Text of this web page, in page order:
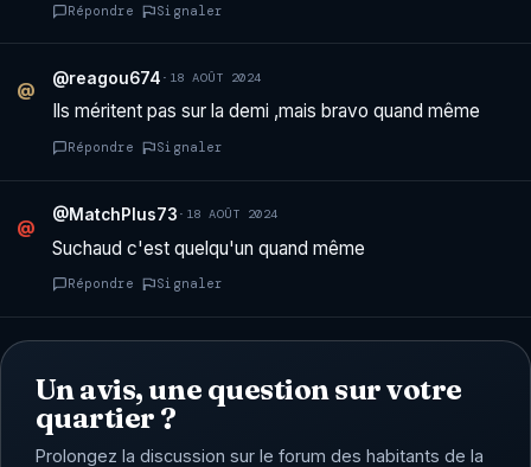
Répondre Signaler
@
@reagou674 · 18 AOÛT 2024
Ils méritent pas sur la demi ,mais bravo quand même
Répondre Signaler
@
@MatchPlus73 · 18 AOÛT 2024
Suchaud c'est quelqu'un quand même
Répondre Signaler
Un avis, une question sur votre
quartier ?
Prolongez la discussion sur le forum des habitants de la